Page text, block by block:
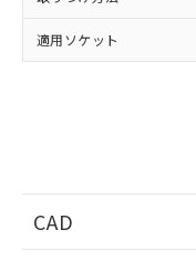
適用ソケット
CAD
お客様
登録さ
の共同
指します
※3 非含有
51物質の非含
「－」：未確